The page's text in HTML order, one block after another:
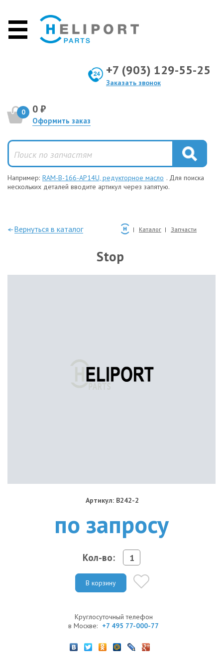
+7 (903) 129-55-25
Заказать звонок
0 0 ₽
Оформить заказ
Например: RAM-B-166-AP14U, редукторное масло . Для поиска
нескольких деталей вводите артикул через запятую.
—Вернуться в каталог Каталог Запчасти
Stop
Артикул: B242-2
по запросу
Кол-во:
В корзину
Круглосуточный телефон
в Москве: +7 495 77-000-77